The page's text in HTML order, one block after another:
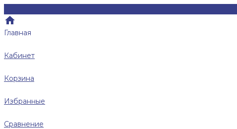
Главная
Кабинет
Корзина
Избранные
Сравнение